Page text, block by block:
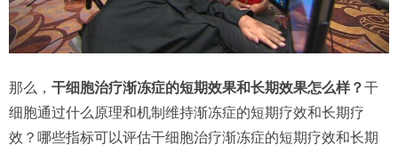
那么， 干细胞治疗渐冻症的短期效果和长期效果怎么样？干
细胞通过什么原理和机制维持渐冻症的短期疗效和长期疗
效？哪些指标可以评估干细胞治疗渐冻症的短期疗效和长期